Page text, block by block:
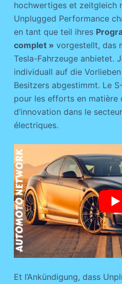
hochwertiges et zeitgleich
Unplugged Performance
en tant que teil ihres
complet » vorgestellt, das
Tesla-Fahrzeuge anbietet.
individuall auf die
Besitzers abgestimmt. Le
pour les efforts en matière
d’innovation dans le
électriques.
Et l’Ankündigung, dass